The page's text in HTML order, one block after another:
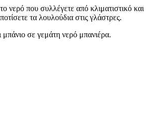
νερό που συλλέγετε από κλιματιστικό και
τα λουλούδια στις γλάστρες.
μπάνιο σε γεμάτη νερό μπανιέρα.